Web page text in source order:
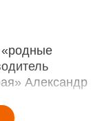
«родные
Александр